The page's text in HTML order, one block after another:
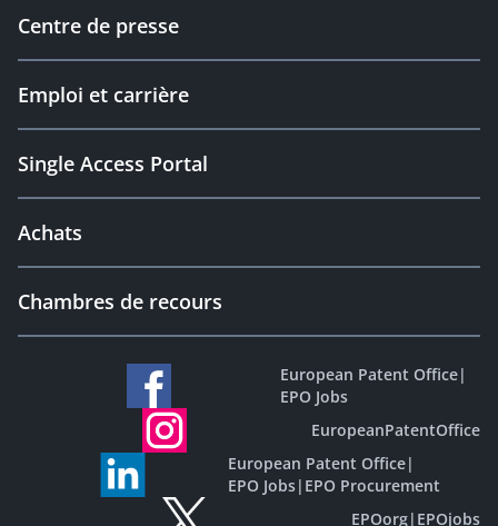
Centre de presse
Emploi et carrière
Single Access Portal
Achats
Chambres de recours
European Patent Office|
EPO Jobs
EuropeanPatentOffice
European Patent Office|
EPO Jobs| EPO Procurement
EPOorg| EPOjobs